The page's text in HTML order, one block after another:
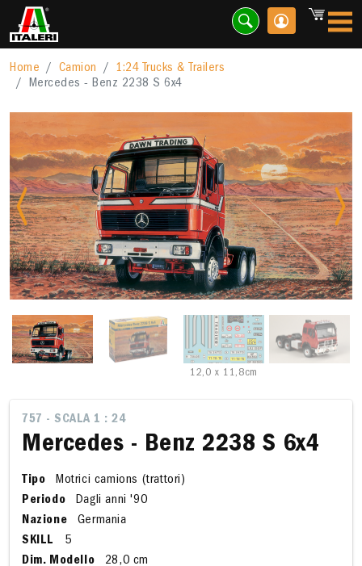
Home Camion
1:24 Trucks & Trailers
Mercedes - Benz 2238 S 6x4
Previous
12,0 x 11,8cm
757 - SCALA 1 : 24
Mercedes - Benz 2238 S 6x4
Tipo
Motrici camions (trattori)
Periodo
Dagli anni '90
Nazione
Germania
SKILL
5
Dim. Modello
28,0 cm